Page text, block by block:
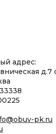
адрес:
д.7
pk.ru